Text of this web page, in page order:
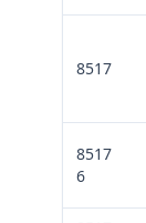
8517
8517
6